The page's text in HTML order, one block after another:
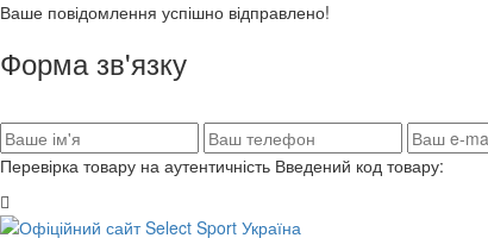
Ваше повідомлення успішно відправлено!
Форма зв'язку
Перевірка товару на аутентичність Введений код товару: